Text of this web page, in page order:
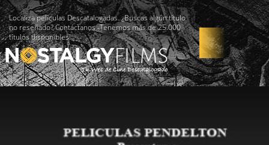
Localiza películas Descatalogadas. ¿Buscas algún título
no reseñado? Contáctanos -Tenemos más de 25.000
títulos disponibles!